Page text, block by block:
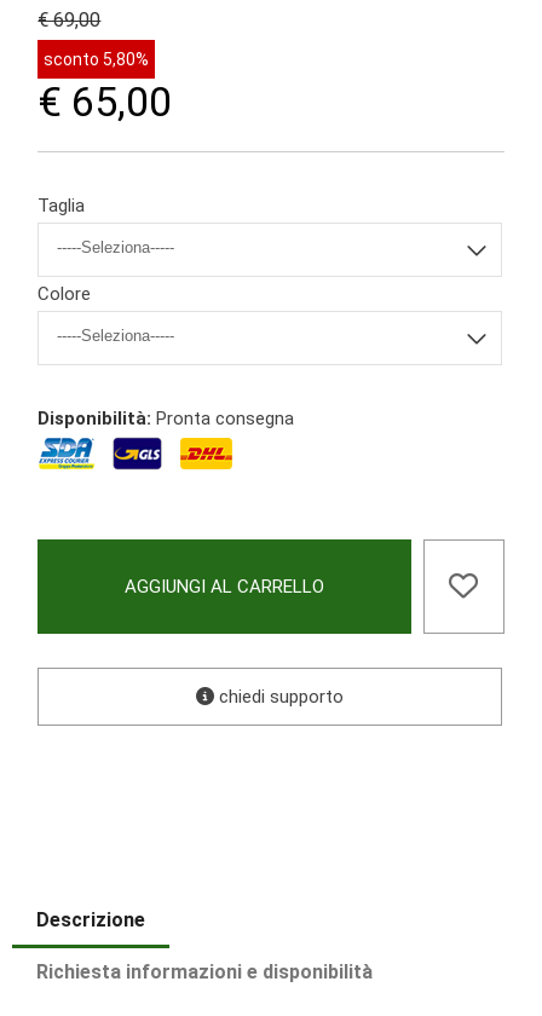
€ 69,00
sconto 5,80%
€ 65,00
Taglia
Colore
Disponibilità: Pronta consegna
AGGIUNGI AL CARRELLO
chiedi supporto
Descrizione
Richiesta informazioni e disponibilità